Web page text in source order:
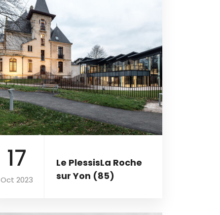
17
Oct 2023
Le PlessisLa Roche
sur Yon (85)